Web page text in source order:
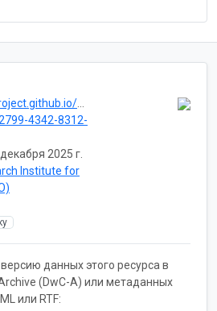
alien-birds-checklist
4342-8312-
2025 г.
Institute for
данных этого ресурса в
(DwC-A) или метаданных
или RTF: